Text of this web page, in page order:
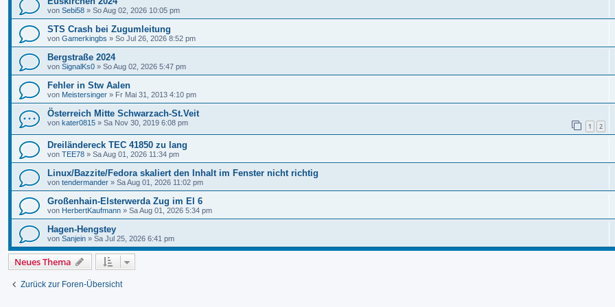
von Sebi58 » So Aug 02, 2026 10:05 pm
STS Crash bei Zugumleitung
von Gamerkingbs » So Jul 26, 2026 8:52 pm
Bergstraße 2024
von SignalKs0 » So Aug 02, 2026 5:47 pm
Fehler in Stw Aalen
von Meistersinger » Fr Mai 31, 2013 4:10 pm
Österreich Mitte Schwarzach-St.Veit
von kater0815 » Sa Nov 30, 2019 6:08 pm 1 2
Dreiländereck TEC 41850 zu lang
von TEE78 » Sa Aug 01, 2026 11:34 pm
Linux/Bazzite/Fedora skaliert den Inhalt im Fenster nicht richtig
von tendermander » Sa Aug 01, 2026 11:02 pm
Großenhain-Elsterwerda Zug im El 6
von HerbertKaufmann » Sa Aug 01, 2026 5:34 pm
Hagen-Hengstey
von Sanjein » Sa Jul 25, 2026 6:41 pm
Neues Thema
Zurück zur Foren-Übersicht